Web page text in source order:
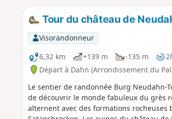
Tour du château de
Visorandonneur
6,32 km
+139 m -135 m
Départ à Dahn (Arrondissement du
Le sentier de randonnée Burg Neudahn-
de découvrir le monde fabuleux du grès
alternent avec des formations rocheuses